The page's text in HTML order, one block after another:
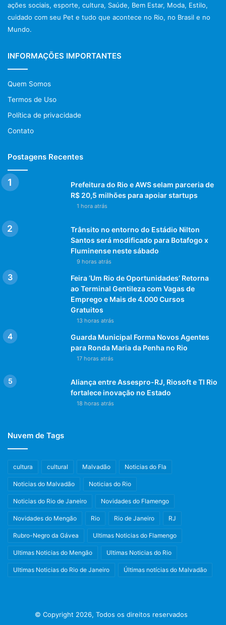
ações sociais, esporte, cultura, Saúde, Bem Estar, Moda, Estilo,
cuidado com seu Pet e tudo que acontece no Rio, no Brasil e no
Mundo.
INFORMAÇÕES IMPORTANTES
Quem Somos
Termos de Uso
Política de privacidade
Contato
Postagens Recentes
Prefeitura do Rio e AWS selam parceria de
R$ 20,5 milhões para apoiar startups
1 hora atrás
Trânsito no entorno do Estádio Nilton
Santos será modificado para Botafogo x
Fluminense neste sábado
9 horas atrás
Feira ‘Um Rio de Oportunidades’ Retorna
ao Terminal Gentileza com Vagas de
Emprego e Mais de 4.000 Cursos
Gratuitos
13 horas atrás
Guarda Municipal Forma Novos Agentes
para Ronda Maria da Penha no Rio
17 horas atrás
Aliança entre Assespro-RJ, Riosoft e TI Rio
fortalece inovação no Estado
18 horas atrás
Nuvem de Tags
cultura cultural Malvadão Noticias do Fla
Noticias do Malvadão Noticias do Rio
Noticias do Rio de Janeiro Novidades do Flamengo
Novidades do Mengão Rio Rio de Janeiro RJ
Rubro-Negro da Gávea Ultimas Noticias do Flamengo
Ultimas Noticias do Mengão Ultimas Noticias do Rio
Ultimas Noticias do Rio de Janeiro Últimas notícias do Malvadão
© Copyright 2026, Todos os direitos reservados